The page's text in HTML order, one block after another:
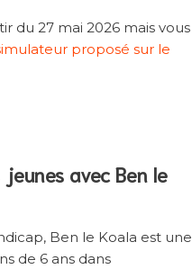
du 27 mai 2026 mais vous
proposé sur le
avec Ben le
Ben le Koala est une
de 6 ans dans